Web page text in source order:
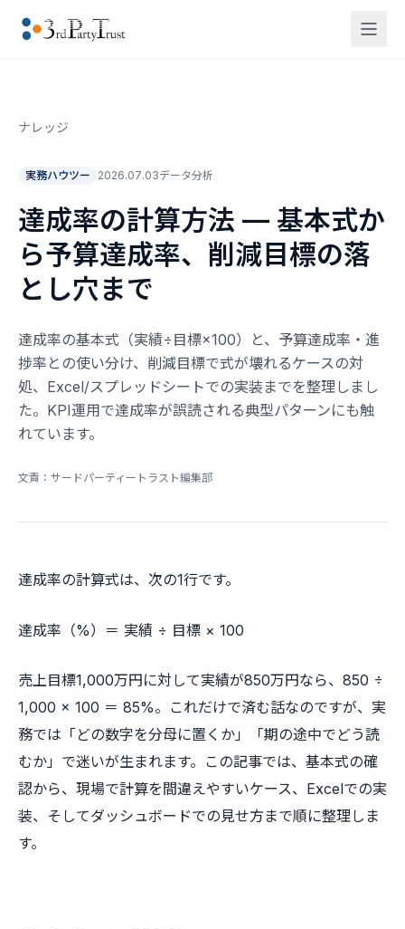
ナレッジ
実務ハウツー 2026.07.03データ分析
達成率の計算方法 — 基本式か
ら予算達成率、削減目標の落
とし穴まで
達成率の基本式（実績÷目標×100）と、予算達成率・進
捗率との使い分け、削減目標で式が壊れるケースの対
処、Excel/スプレッドシートでの実装までを整理しまし
た。KPI運用で達成率が誤読される典型パターンにも触
れています。
文責：サードパーティートラスト編集部
達成率の計算式は、次の1行です。
達成率（%）＝ 実績 ÷ 目標 × 100
売上目標1,000万円に対して実績が850万円なら、850 ÷
1,000 × 100 ＝ 85%。これだけで済む話なのですが、実
務では「どの数字を分母に置くか」「期の途中でどう読
むか」で迷いが生まれます。この記事では、基本式の確
認から、現場で計算を間違えやすいケース、Excelでの実
装、そしてダッシュボードでの見せ方まで順に整理しま
す。